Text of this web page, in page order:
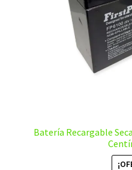
Batería Recargable